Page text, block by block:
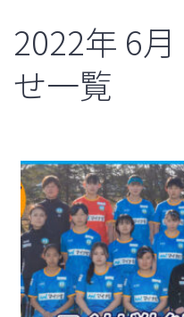
2022年 6月
せ一覧